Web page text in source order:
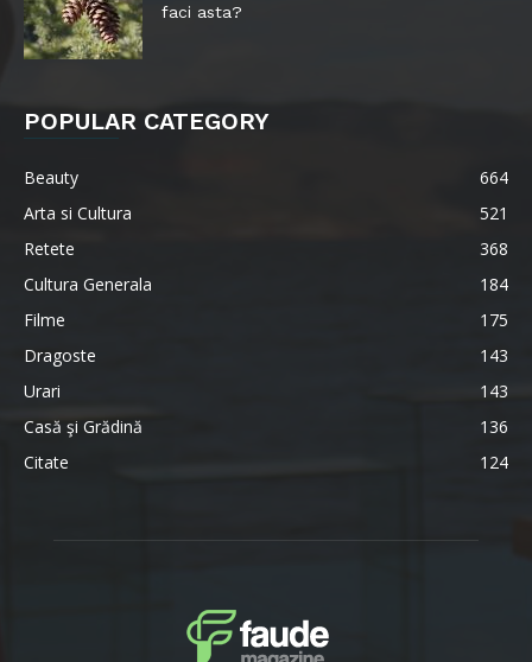
faci asta?
POPULAR CATEGORY
Beauty
664
Arta si Cultura
521
Retete
368
Cultura Generala
184
Filme
175
Dragoste
143
Urari
143
Casă şi Grădină
136
Citate
124